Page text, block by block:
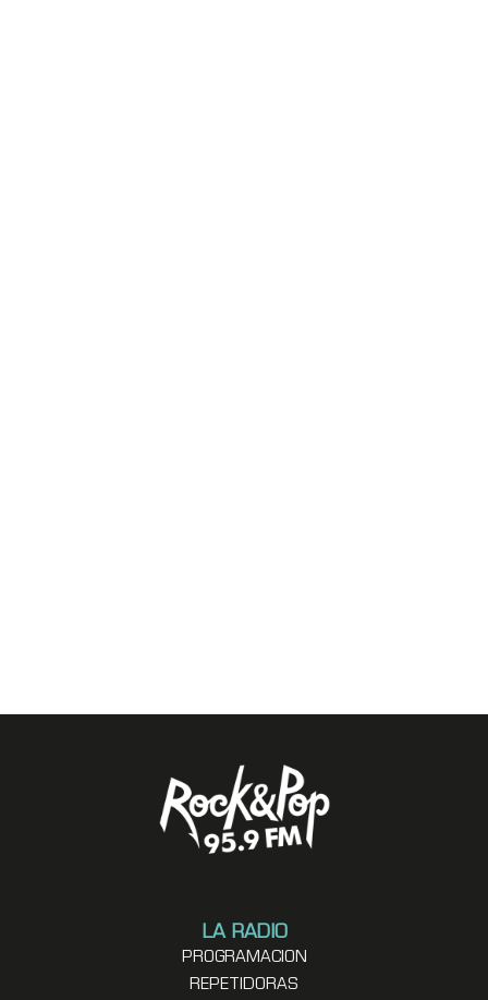
LA RADIO
PROGRAMACION
REPETIDORAS